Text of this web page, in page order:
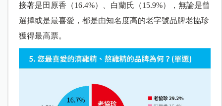
接著是田原香（16.4%）、白蘭氏（15.9%），無論是曾
選擇或是最喜愛，都是由知名度高的老字號品牌老協珍
獲得最高票。